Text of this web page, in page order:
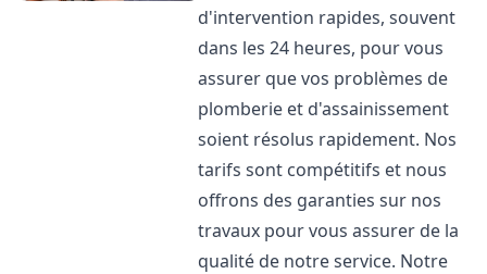
d'intervention rapides, souvent
dans les 24 heures, pour vous
assurer que vos problèmes de
plomberie et d'assainissement
soient résolus rapidement. Nos
tarifs sont compétitifs et nous
offrons des garanties sur nos
travaux pour vous assurer de la
qualité de notre service. Notre